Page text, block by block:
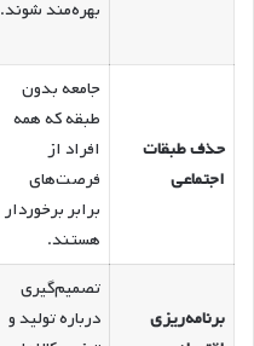
بهره‌مند شوند.
حذف طبقات
اجتماعی
جامعه بدون
طبقه که همه
افراد از
فرصت‌های
برابر برخوردار
هستند.
برنامه‌ریزی
تصمیم‌گیری
درباره تولید و